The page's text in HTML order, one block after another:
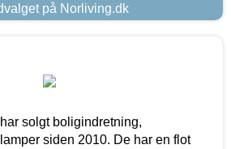
på Norliving.dk
solgt boligindretning,
siden 2010. De har en flot